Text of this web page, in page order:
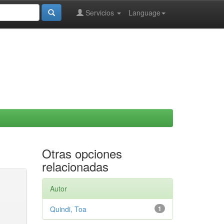
Language
Servicios
Otras opciones
relacionadas
Autor
1
Quindi, Toa